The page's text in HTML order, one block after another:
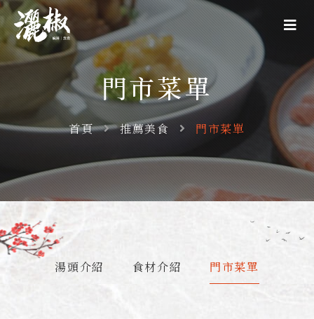
門市菜單
首頁 推薦美食 門市菜單
湯頭介紹 食材介紹 門市菜單